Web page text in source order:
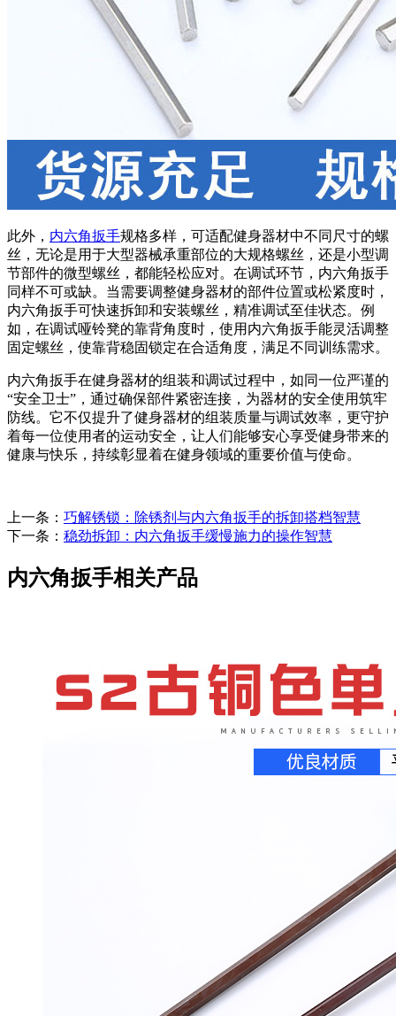
此外， 内六角扳手规格多样，可适配健身器材中不同尺寸的螺
丝，无论是用于大型器械承重部位的大规格螺丝，还是小型调
节部件的微型螺丝，都能轻松应对。在调试环节，内六角扳手
同样不可或缺。当需要调整健身器材的部件位置或松紧度时，
内六角扳手可快速拆卸和安装螺丝，精准调试至佳状态。例
如，在调试哑铃凳的靠背角度时，使用内六角扳手能灵活调整
固定螺丝，使靠背稳固锁定在合适角度，满足不同训练需求。
内六角扳手在健身器材的组装和调试过程中，如同一位严谨的
“安全卫士”，通过确保部件紧密连接，为器材的安全使用筑牢
防线。它不仅提升了健身器材的组装质量与调试效率，更守护
着每一位使用者的运动安全，让人们能够安心享受健身带来的
健康与快乐，持续彰显着在健身领域的重要价值与使命。
上一条： 巧解锈锁：除锈剂与内六角扳手的拆卸搭档智慧
下一条： 稳劲拆卸：内六角扳手缓慢施力的操作智慧
内六角扳手相关产品